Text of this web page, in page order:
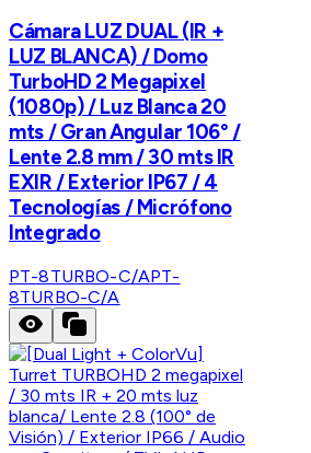
Cámara LUZ DUAL (IR +
LUZ BLANCA) / Domo
TurboHD 2 Megapixel
(1080p) / Luz Blanca 20
mts / Gran Angular 106° /
Lente 2.8 mm / 30 mts IR
EXIR / Exterior IP67 / 4
Tecnologías / Micrófono
Integrado
PT-8TURBO-C/APT-
8TURBO-C/A